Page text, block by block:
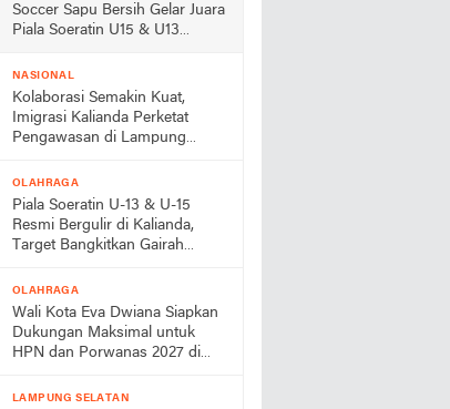
Soccer Sapu Bersih Gelar Juara
Piala Soeratin U15 & U13
NASIONAL
Kolaborasi Semakin Kuat,
Imigrasi Kalianda Perketat
Pengawasan di Lampung
OLAHRAGA
Piala Soeratin U-13 & U-15
Resmi Bergulir di Kalianda,
Target Bangkitkan Gairah
OLAHRAGA
Wali Kota Eva Dwiana Siapkan
Dukungan Maksimal untuk
HPN dan Porwanas 2027 di
LAMPUNG SELATAN